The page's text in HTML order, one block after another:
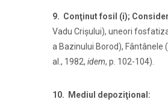
9. Conţinut fosil (i);
Vadu Crişului), uneori
a Bazinului Borod), Fântânele
al., 1982, idem, p. 102-104).
10. Mediul depoziţional: